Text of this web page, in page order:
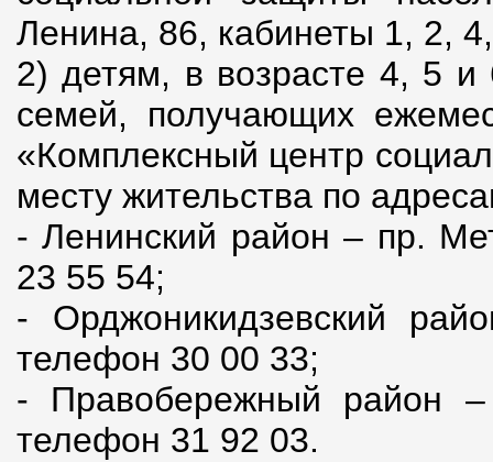
Ленина, 86, кабинеты 1, 2,
2) детям, в возрасте 4, 5
семей, получающих
«Комплексный центр
месту жительства по
- Ленинский район – пр.
23 55 54;
- Орджоникидзевский
телефон 30 00 33;
- Правобережный район
телефон 31 92 03.